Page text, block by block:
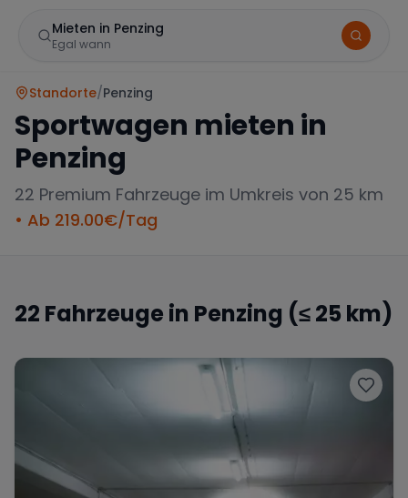
Mieten in Penzing
Egal wann
Lamborghini
Wann
Zeitraum wählen
Standorte/Penzing
Sportwagen mieten in
Penzing
22 Premium Fahrzeuge im Umkreis von 25 km
• Ab 219.00€/Tag
22 Fahrzeuge in Penzing (≤ 25 km)